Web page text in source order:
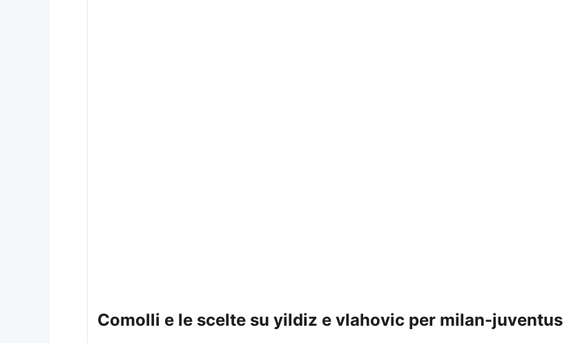
comolli e le scelte su yildiz e vlahovic per milan-juventus